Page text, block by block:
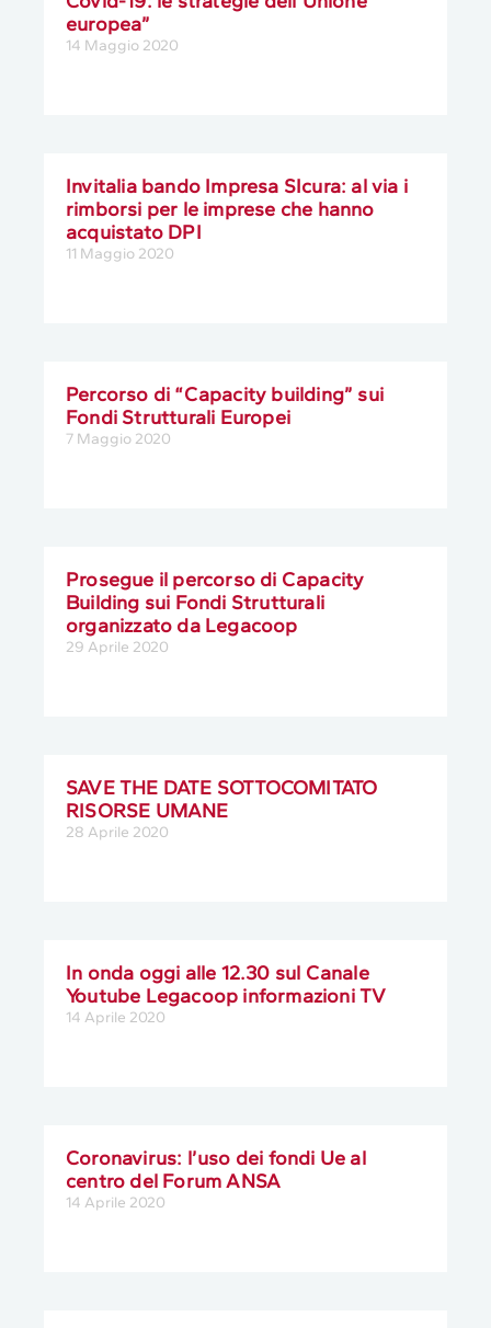
europea”
14 Maggio 2020
Invitalia bando Impresa SIcura: al via i
rimborsi per le imprese che hanno
acquistato DPI
11 Maggio 2020
Percorso di “Capacity building” sui
Fondi Strutturali Europei
7 Maggio 2020
Prosegue il percorso di Capacity
Building sui Fondi Strutturali
organizzato da Legacoop
29 Aprile 2020
SAVE THE DATE SOTTOCOMITATO
RISORSE UMANE
28 Aprile 2020
In onda oggi alle 12.30 sul Canale
Youtube Legacoop informazioni TV
14 Aprile 2020
Coronavirus: l’uso dei fondi Ue al
centro del Forum ANSA
14 Aprile 2020